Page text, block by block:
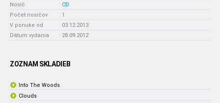
Nosič
: CD
Počet nosičov
: 1
V ponuke od
: 03.12.2013
Dátum vydania
: 28.09.2012
ZOZNAM SKLADIEB
Into The Woods
Clouds